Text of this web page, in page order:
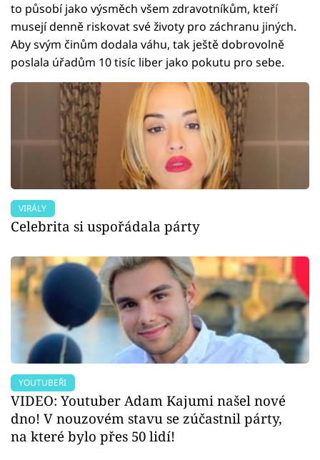
to působí jako výsměch všem zdravotníkům, kteří
musejí denně riskovat své životy pro záchranu jiných.
Aby svým činům dodala váhu, tak ještě dobrovolně
poslala úřadům 10 tisíc liber jako pokutu pro sebe.
VIRÁLY
Celebrita si uspořádala párty
YOUTUBEŘI
VIDEO: Youtuber Adam Kajumi našel nové
dno! V nouzovém stavu se zúčastnil párty,
na které bylo přes 50 lidí!